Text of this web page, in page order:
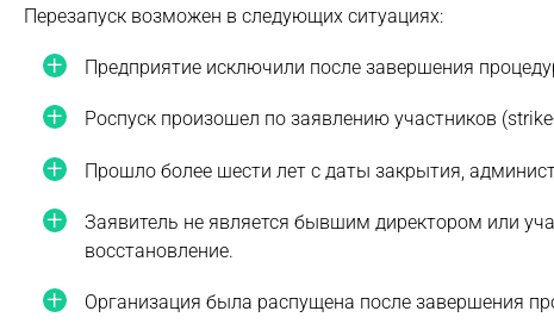
Перезапуск возможен в следующих ситуациях:
Предприятие исключили после завершения
Роспуск произошел по заявлению участников
Прошло более шести лет с даты закрытия,
Заявитель не является бывшим директором или
восстановление.
Организация была распущена после завершения